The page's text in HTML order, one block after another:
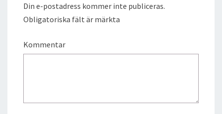
Din e-postadress kommer inte publiceras.
Obligatoriska fält är märkta
Kommentar